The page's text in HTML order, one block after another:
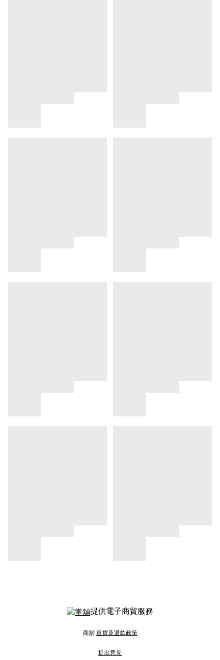
提供電子商貿服務
商舖 退貨及退款政策
提出意見